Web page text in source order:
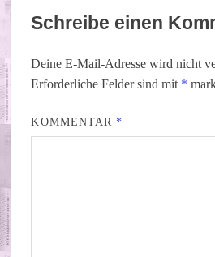
Schreibe einen
Deine E-Mail-Adresse wird nicht
Erforderliche Felder sind mit *
KOMMENTAR *